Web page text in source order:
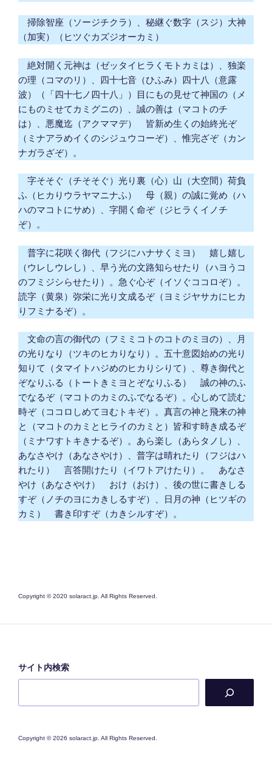
掃除智座（ソージチクラ）、秘継ぐ数字（スジ）大神
（加実）（ヒツぐカズジオーカミ）
絶対開く元神は（ゼッタイヒラくモトカミは）、独楽
の理（コマのリ）、四十七音（ひふみ）四十八（意露
波）（「四十七ノ四十八」）目にもの見せて神国の（メ
にものミせてカミグニの）、誠の善は（マコトのチ
は）、悪魔迄（アクママデ） 皆新め生くの始終光ぞ
（ミナアラめイくのシジュウコーぞ）、惟完ざぞ（カン
ナガラざぞ）。
字そそぐ（チそそぐ）光り裏（心）山（大空間）荷負
ふ（ヒカりウラヤマニナふ） 母（親）の誠に覚め（ハ
ハのマコトにサめ）、字開く命ぞ（ジヒラくイノチ
ぞ）。
普字に花咲く御代（フジにハナサくミヨ） 嬉し嬉し
（ウレしウレし）、早う光の文路知らせたり（ハヨうコ
のフミジシらせたり）。急ぐ心ぞ（イソぐココロぞ）。
読字（黄泉）弥栄に光り文成るぞ（ヨミジヤサカにヒカ
りフミナるぞ）。
文命の言の御代の（フミミコトのコトのミヨの）、月
の光りなり（ツキのヒカりなり）。五十意図始めの光り
知りて（タマイトハジめのヒカりシりて）、尊き御代と
ぞなりふる（トートきミヨとぞなりふる） 誠の神のふ
でなるぞ（マコトのカミのふでなるぞ）。心しめて読む
時ぞ（ココロしめてヨむトキぞ）。真言の神と飛来の神
と（マコトのカミとヒライのカミと）皆和す時き成るぞ
（ミナワすトキきナるぞ）。あら楽し（あらタノし）、
あなさやけ（あなさやけ）、普字は晴れたり（フジはハ
れたり） 言答開けたり（イワトアけたり）。 あなさ
やけ（あなさやけ） おけ（おけ）、後の世に書きしる
すぞ（ノチのヨにカきしるすぞ）、日月の神（ヒツギの
カミ） 書き印すぞ（カきシルすぞ）。
Copyright © 2020 solaract.jp. All Rights Reserved.
サイト内検索
Copyright © 2026 solaract.jp. All Rights Reserved.